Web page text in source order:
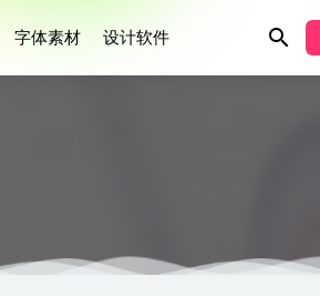
字体素材 设计软件